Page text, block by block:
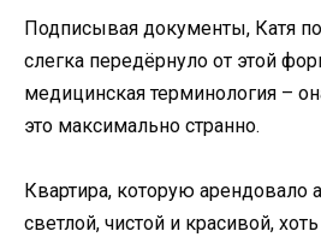
Подписывая документы, Катя
слегка передёрнуло от этой
медицинская терминология –
это максимально странно.
Квартира, которую арендовало
светлой, чистой и красивой,